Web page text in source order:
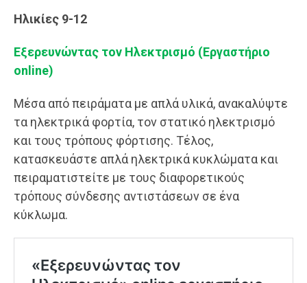
Ηλικίες 9-12
Εξερευνώντας τον Ηλεκτρισμό (Εργαστήριο
online)
Μέσα από πειράματα με απλά υλικά, ανακαλύψτε
τα ηλεκτρικά φορτία, τον στατικό ηλεκτρισμό
και τους τρόπους φόρτισης. Τέλος,
κατασκευάστε απλά ηλεκτρικά κυκλώματα και
πειραματιστείτε με τους διαφορετικούς
τρόπους σύνδεσης αντιστάσεων σε ένα
κύκλωμα.